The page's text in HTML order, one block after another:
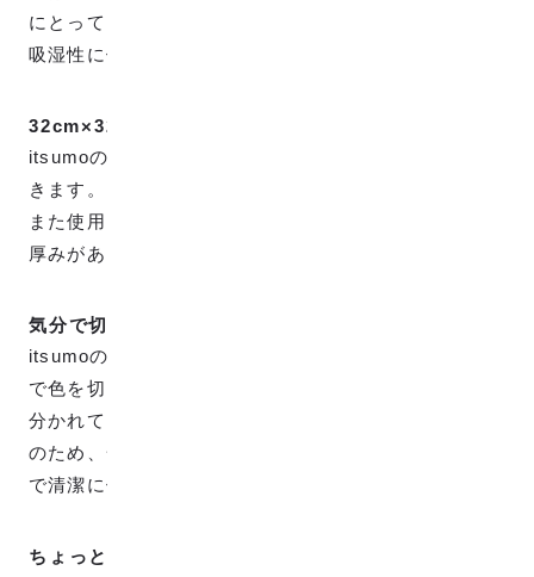
にとって、もっとも身近な素材であり、やわらかくて
吸湿性に優れており、人の体にもやさしいです。
32cm×32cmのコンパクトサイズ
itsumoのハンカチは32cm角で、コンパクトに収納で
きます。
また使用している糸が少し太いため、コンパクトでも
厚みがありしっかり吸水してくれます。
気分で切り替えるツートンカラー
itsumoのハンカチは、その日の気分やコーディネート
で色を切り替えれるように、上下がツートンカラーに
分かれています。また、視認性の高いツートンカラー
のため、一度使用した面と反対側を次に使用すること
で清潔に使うことができます。
ちょっとしたギフトにも最適